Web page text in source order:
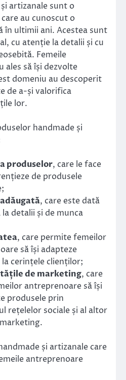
artizanale sunt o
au cunoscut o
în ultimii ani. Acestea sunt
cu atenție la detalii și cu
Femeile
ales să își dezvolte
domeniu au descoperit
de a-și valorifica
lor.
handmade și
produselor, care le face
de produsele
, care este dată
detalii și de munca
, care permite femeilor
să își adapteze
cerințele clienților;
de marketing, care
antreprenoare să își
produsele prin
rețelelor sociale și al altor
și artizanale care
antreprenoare